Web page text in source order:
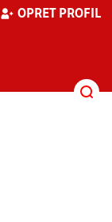
OPRET PROFIL